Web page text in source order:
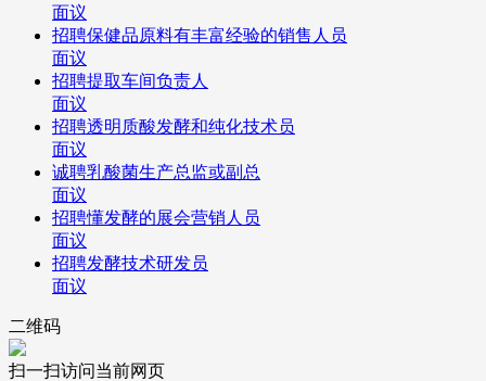
面议
招聘保健品原料有丰富经验的销售人员
面议
招聘提取车间负责人
面议
招聘透明质酸发酵和纯化技术员
面议
诚聘乳酸菌生产总监或副总
面议
招聘懂发酵的展会营销人员
面议
招聘发酵技术研发员
面议
二维码
扫一扫访问当前网页